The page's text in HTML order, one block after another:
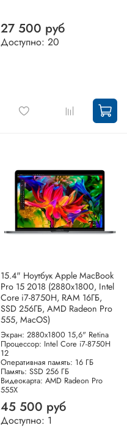
27 500 руб
Доступно: 20
15.4" Ноутбук Apple MacBook
Pro 15 2018 (2880x1800, Intel
Core i7-8750H, RAM 16ГБ,
SSD 256ГБ, AMD Radeon Pro
555, MacOS)
Экран: 2880x1800 15,6" Retina
Процессор: Intel Core i7-8750H
12
Оперативная память: 16 ГБ
Память: SSD 256 ГБ
Видеокарта: AMD Radeon Pro
555X
45 500 руб
Доступно: 1